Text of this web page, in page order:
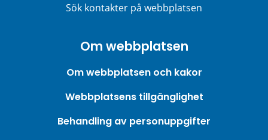
Sök kontakter på webbplatsen
Om webbplatsen
Om webbplatsen och kakor
Webbplatsens tillgänglighet
Behandling av personuppgifter